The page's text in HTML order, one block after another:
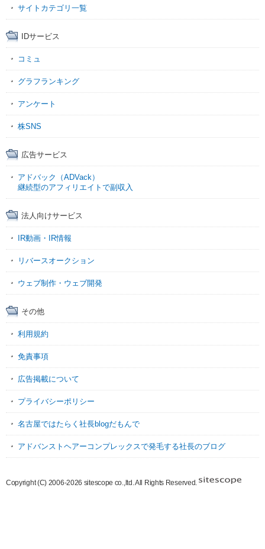
サイトカテゴリ一覧
IDサービス
コミュ
グラフランキング
アンケート
株SNS
広告サービス
アドバック（ADVack）
継続型のアフィリエイトで副収入
法人向けサービス
IR動画・IR情報
リバースオークション
ウェブ制作・ウェブ開発
その他
利用規約
免責事項
広告掲載について
プライバシーポリシー
名古屋ではたらく社長blogだもんで
アドバンストヘアーコンプレックスで発毛する社長のブログ
Copyright (C) 2006-2026 sitescope co.,ltd. All Rights Reserved.